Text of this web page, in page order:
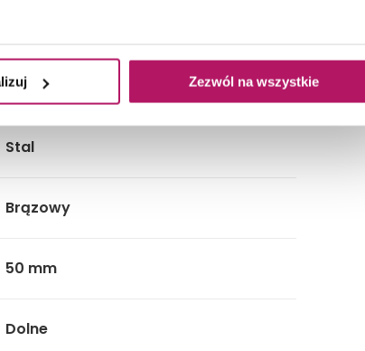
Zezwól na wszystkie
Pionowy
Stal
Brązowy
50 mm
Dolne